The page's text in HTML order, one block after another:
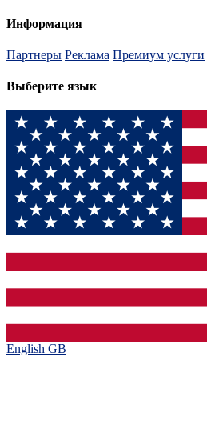
Информация
Партнеры Реклама Премиум услуги
Выберите язык
English GB‎